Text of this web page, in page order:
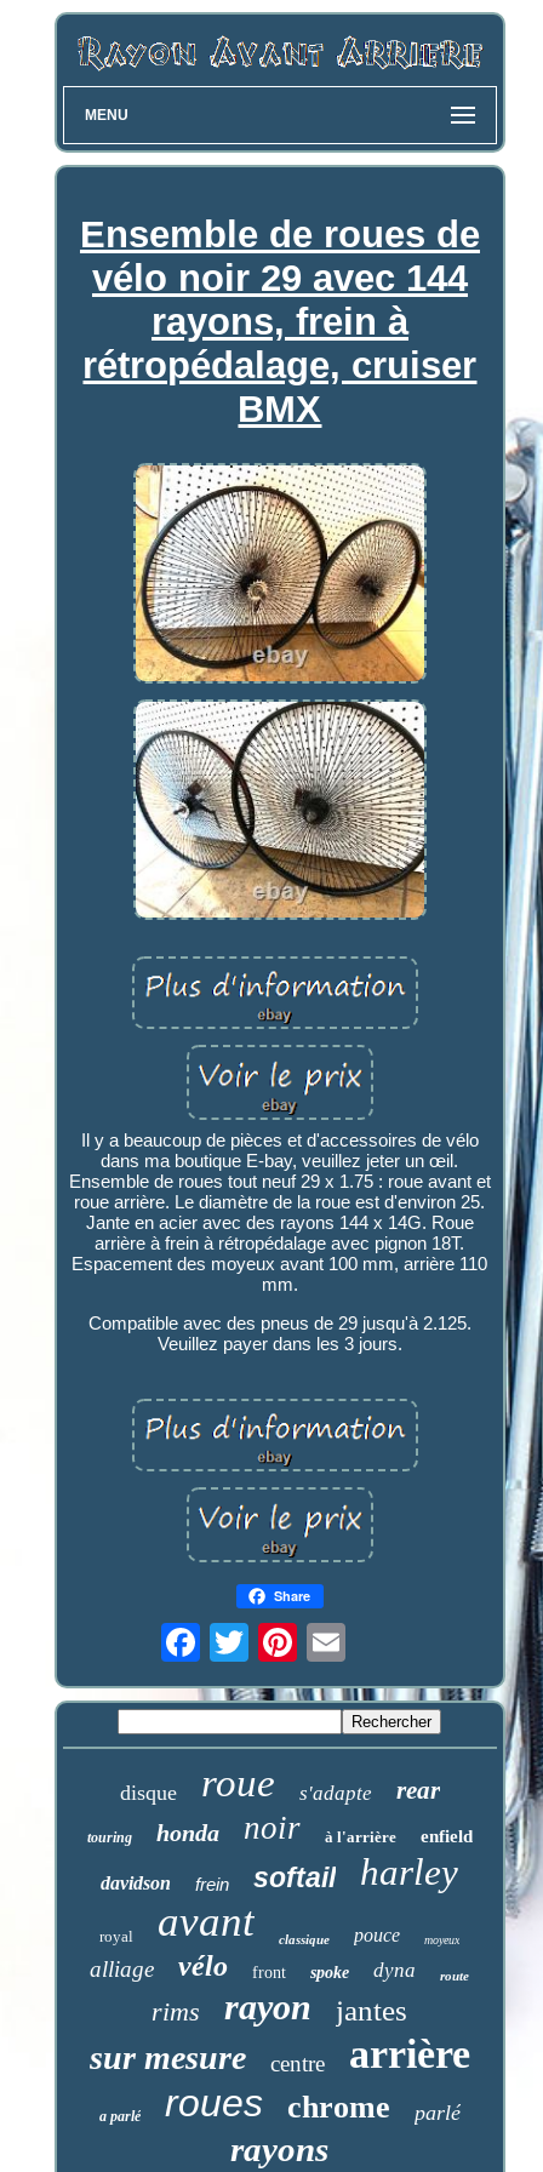
MENU
Ensemble de roues de
vélo noir 29 avec 144
rayons, frein à
rétropédalage, cruiser
BMX
Il y a beaucoup de pièces et d'accessoires de vélo
dans ma boutique E-bay, veuillez jeter un œil.
Ensemble de roues tout neuf 29 x 1.75 : roue avant et
roue arrière. Le diamètre de la roue est d'environ 25.
Jante en acier avec des rayons 144 x 14G. Roue
arrière à frein à rétropédalage avec pignon 18T.
Espacement des moyeux avant 100 mm, arrière 110
mm.
Compatible avec des pneus de 29 jusqu'à 2.125.
Veuillez payer dans les 3 jours.
Share
disque roue s'adapte rear
touring honda noir à l'arrière enfield
davidson frein softail harley
royal avant classique pouce moyeux
alliage vélo front spoke dyna route
rims rayon jantes
sur mesure centre arrière
a parlé roues chrome parlé
rayons